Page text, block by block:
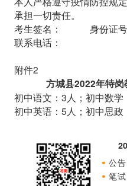
承担一切责任。
考生签名： 身份证号
联系电话：
附件2
方城县2022年特
初中语文：3人；初中数学
初中英语：5人；初中思政
公
笔